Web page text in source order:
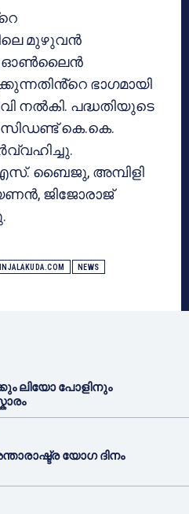
മുഴുവൻ
ഓൺലൈൻ
ഭാഗമായി
നൽകി. പദ്ധതിയുടെ
കെ.കെ.
ബൈജു, അമ്പിളി
ജിജോരാജ്
NEWS
ലിയോ പോളിനും
യോഗ ദിനം